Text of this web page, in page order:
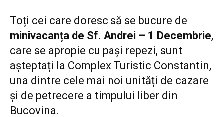
Toți cei care doresc să se bucure de
minivacanța de Sf. Andrei – 1 Decembrie,
care se apropie cu pași repezi, sunt
așteptați la Complex Turistic Constantin,
una dintre cele mai noi unități de cazare
și de petrecere a timpului liber din
Bucovina.